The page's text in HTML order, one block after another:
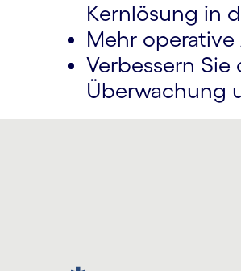
Kernlösung in
Mehr
Verbessern
Überwachung